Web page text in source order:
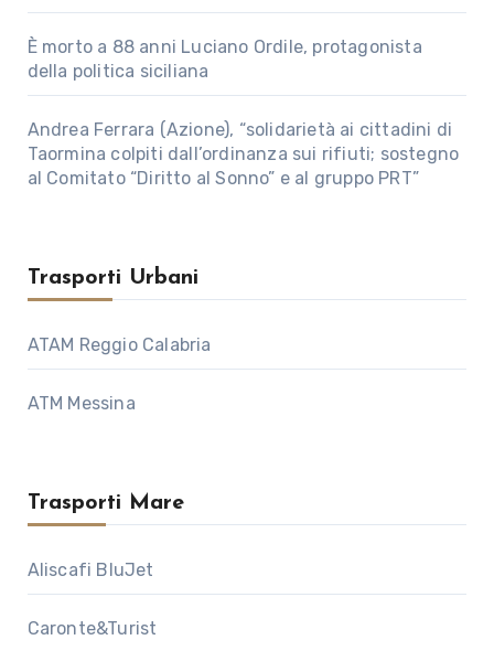
È morto a 88 anni Luciano Ordile, protagonista
della politica siciliana
Andrea Ferrara (Azione), “solidarietà ai cittadini di
Taormina colpiti dall’ordinanza sui rifiuti; sostegno
al Comitato “Diritto al Sonno” e al gruppo PRT”
Trasporti Urbani
ATAM Reggio Calabria
ATM Messina
Trasporti Mare
Aliscafi BluJet
Caronte&Turist